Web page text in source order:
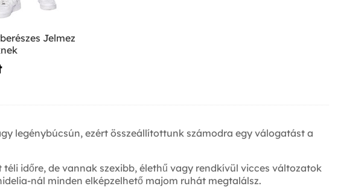
Jelmez
legénybúcsún, ezért összeállítottunk számodra egy válogatást a
időre, de vannak szexibb, élethű vagy rendkívül vicces változatok
nál minden elképzelhető majom ruhát megtalálsz.